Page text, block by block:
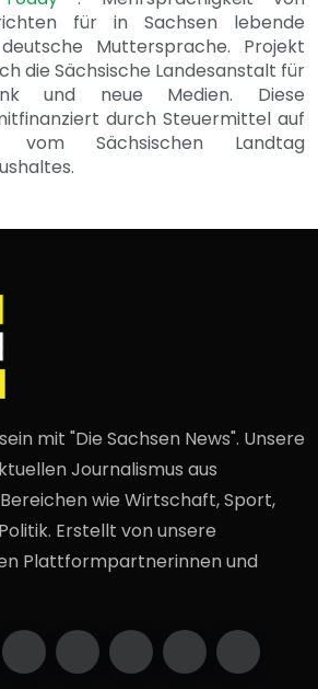
für in Sachsen lebende
Muttersprache. Projekt
die Sächsische Landesanstalt für
und neue Medien. Diese
durch Steuermittel auf
vom Sächsischen Landtag
mit "Die Sachsen News". Unsere
Journalismus aus
wie Wirtschaft, Sport,
Erstellt von unsere
Plattformpartnerinnen und